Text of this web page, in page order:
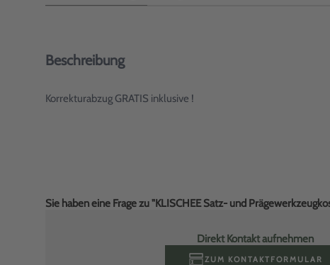
Beschreibung
Korrekturabzug GRATIS inklusive !
Sie haben eine Frage zu "KLISCHEE Satz- und
Direkt Kontakt aufnehmen
ZUM KONTAKTFORMULAR